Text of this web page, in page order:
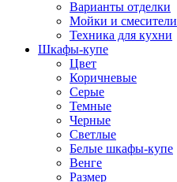
Варианты отделки
Мойки и смесители
Техника для кухни
Шкафы-купе
Цвет
Коричневые
Серые
Темные
Черные
Светлые
Белые шкафы-купе
Венге
Размер